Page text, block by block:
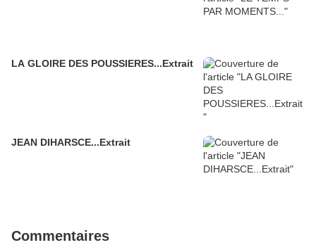
LA GLOIRE DES POUSSIERES...Extrait
JEAN DIHARSCE...Extrait
Commentaires